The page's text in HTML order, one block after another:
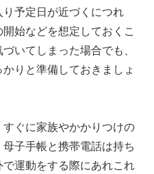
予定日が近づくにつれ
始などを想定しておくこ
いてしまった場合でも、
りと準備しておきましょ
ぐに家族やかかりつけの
子手帳と携帯電話は持ち
運動をする際にあれこれ